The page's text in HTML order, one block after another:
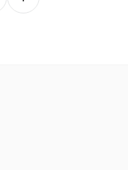
Follow on other platforms